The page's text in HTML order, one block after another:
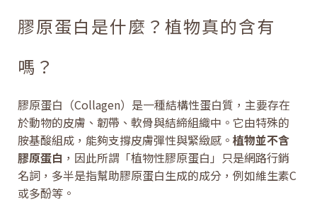
膠原蛋白是什麼？植物真的含有
嗎？
膠原蛋白（Collagen）是一種結構性蛋白質，主要存在
於動物的皮膚、韌帶、軟骨與結締組織中。它由特殊的
胺基酸組成，能夠支撐皮膚彈性與緊緻感。 植物並不含
膠原蛋白 ，因此所謂「植物性膠原蛋白」只是網路行銷
名詞，多半是指幫助膠原蛋白生成的成分，例如維生素C
或多酚等。